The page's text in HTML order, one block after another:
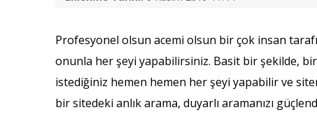
Profesyonel olsun acemi olsun bir çok insan
onunla her şeyi yapabilirsiniz. Basit bir şekilde,
istediğiniz hemen hemen her şeyi yapabilir ve
bir sitedeki anlık arama, duyarlı aramanızı